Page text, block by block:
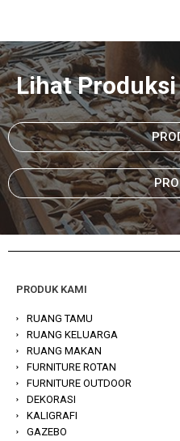
Lihat
PRODUK KAMI
RUANG TAMU
RUANG KELUARGA
RUANG MAKAN
FURNITURE ROTAN
FURNITURE OUTDOOR
DEKORASI
KALIGRAFI
GAZEBO